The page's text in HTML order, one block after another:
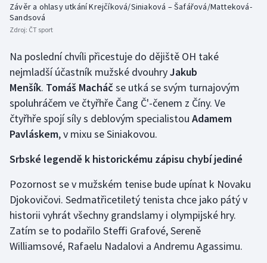
Závěr a ohlasy utkání Krejčíková/Siniaková – Šafářová/Matteková-
Sandsová
Zdroj: ČT sport
Na poslední chvíli přicestuje do dějiště OH také
nejmladší účastník mužské dvouhryJakub
Menšík. Tomáš Macháč se utká se svým turnajovým
spoluhráčem ve čtyřhře Čang Č'-čenem z Číny. Ve
čtyřhře spojí síly s deblovým specialistou Adamem
Pavláskem, v mixu se Siniakovou.
Srbské legendě k historickému zápisu chybí jediné
Pozornost se v mužském tenise bude upínat k Novaku
Djokovičovi. Sedmatřicetiletý tenista chce jako pátý v
historii vyhrát všechny grandslamy i olympijské hry.
Zatím se to podařilo Steffi Grafové, Sereně
Williamsové, Rafaelu Nadalovi a Andremu Agassimu.